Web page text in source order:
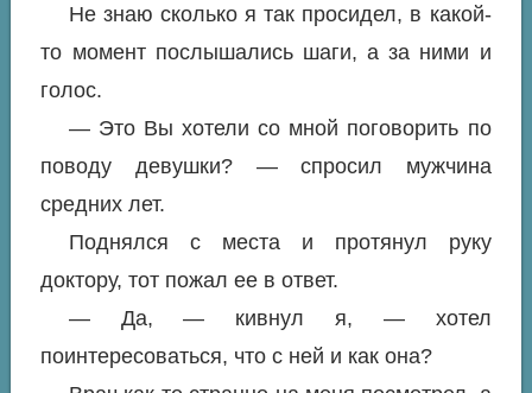
Не знаю сколько я так просидел, в какой-
то момент послышались шаги, а за ними и
голос.
— Это Вы хотели со мной поговорить по
поводу девушки? — спросил мужчина
средних лет.
Поднялся с места и протянул руку
доктору, тот пожал ее в ответ.
— Да, — кивнул я, — хотел
поинтересоваться, что с ней и как она?